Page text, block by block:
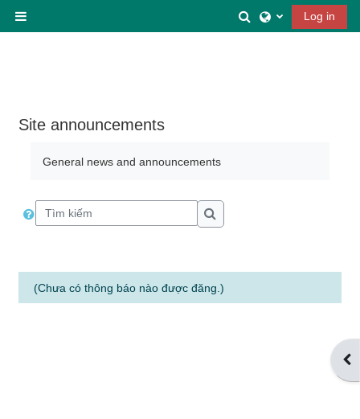
Chuyển đổi
Log in
Site announcements
General news and announcements
Tìm kiếm
Tìm kiếm
(Chưa có thông báo nào được đăng.)